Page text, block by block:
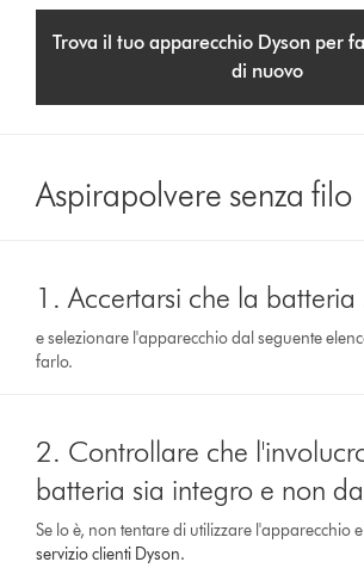
Trova il tuo apparecchio Dyson per
di nuovo
Aspirapolvere senza filo
1. Accertarsi che la batteria
e selezionare l'apparecchio dal seguente
farlo.
2. Controllare che
batteria sia integro e non
Se lo è, non tentare di utilizzare l'apparecchio
servizio clienti Dyson.